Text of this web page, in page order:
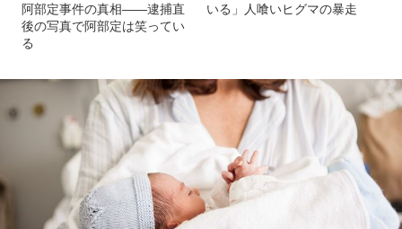
阿部定事件の真相――逮捕直
後の写真で阿部定は笑ってい
る
いる」人喰いヒグマの暴走